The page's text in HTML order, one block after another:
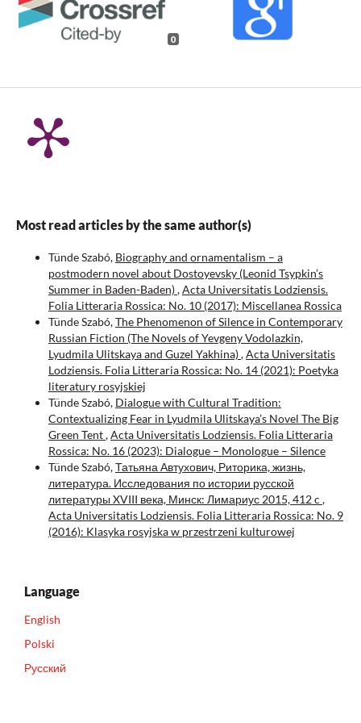
0
Most read articles by the same author(s)
Tünde Szabó, Biography and ornamentalism – a
postmodern novel about Dostoyevsky (Leonid Tsypkin’s
Summer in Baden-Baden),Acta Universitatis Lodziensis.
Folia Litteraria Rossica: No. 10 (2017): Miscellanea Rossica
Tünde Szabó,The Phenomenon of Silence in Contemporary
Russian Fiction (The Novels of Yevgeny Vodolazkin,
Lyudmila Ulitskaya and Guzel Yakhina),Acta Universitatis
Lodziensis. Folia Litteraria Rossica: No. 14 (2021): Poetyka
literatury rosyjskiej
Tünde Szabó, Dialogue with Cultural Tradition:
Contextualizing Fear in Lyudmila Ulitskaya’s Novel The Big
Green Tent,Acta Universitatis Lodziensis. Folia Litteraria
Rossica: No. 16 (2023): Dialogue – Monologue – Silence
Tünde Szabó,Татьяна Автухович, Риторика, жизнь,
литература. Исследования по истории русской
литературы XVIII века, Минск: Лимариус 2015, 412 c ,
Acta Universitatis Lodziensis. Folia Litteraria Rossica: No. 9
(2016): Klasyka rosyjska w przestrzeni kulturowej
Language
English
Polski
Русский